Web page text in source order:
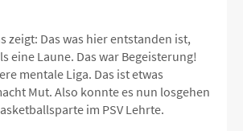
zeigt: Das was hier entstanden ist,
eine Laune. Das war Begeisterung!
mentale Liga. Das ist etwas
Mut. Also konnte es nun losgehen
im PSV Lehrte.